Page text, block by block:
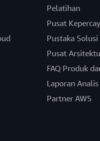
Pelatihan
Pusat
Pustaka Solusi
Pusat
FAQ Produk
Laporan Analis
Partner AWS